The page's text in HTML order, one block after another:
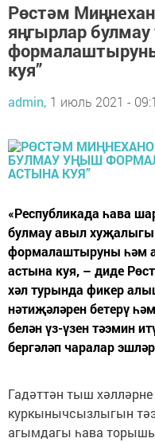
Рөстәм
яңгырлар
куя”
admin, 1 июль 2021 -
«Республикада һава
булмау авыл
формалаштыруны һәм
астына куя, – диде
хәл турында фикер
нәтиҗәләрен бетерү
белән үз-үзен тәэмин
бергәләп чаралар
Гадәттән тыш
куркынычсызлыгын
агымдагы һава